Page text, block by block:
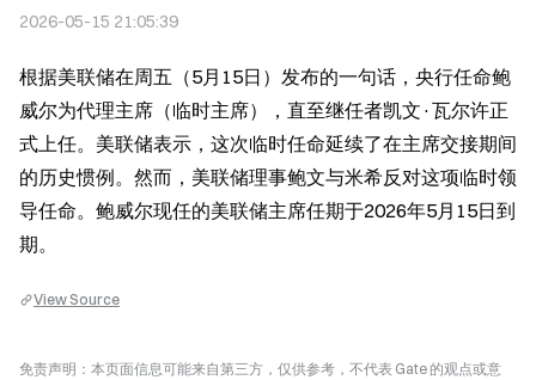
2026-05-15 21:05:39
根据美联储在周五（5月15日）发布的一句话，央行任命鲍
威尔为代理主席（临时主席），直至继任者凯文·瓦尔许正
式上任。美联储表示，这次临时任命延续了在主席交接期间
的历史惯例。然而，美联储理事鲍文与米希反对这项临时领
导任命。鲍威尔现任的美联储主席任期于2026年5月15日到
期。
View Source
免责声明：本页面信息可能来自第三方，仅供参考，不代表 Gate 的观点或意